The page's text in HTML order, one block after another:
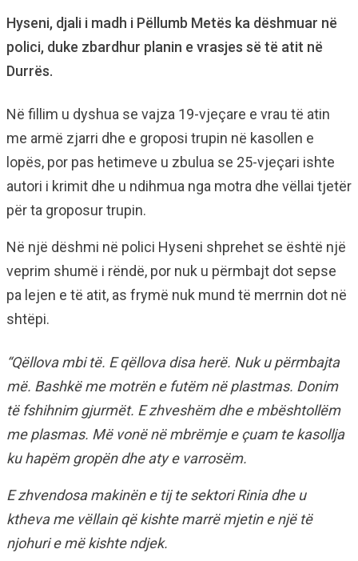
Hyseni, djali i madh i Pëllumb Metës ka dëshmuar në
polici, duke zbardhur planin e vrasjes së të atit në
Durrës.
Në fillim u dyshua se vajza 19-vjeçare e vrau të atin
me armë zjarri dhe e groposi trupin në kasollen e
lopës, por pas hetimeve u zbulua se 25-vjeçari ishte
autori i krimit dhe u ndihmua nga motra dhe vëllai tjetër
për ta groposur trupin.
Në një dëshmi në polici Hyseni shprehet se është një
veprim shumë i rëndë, por nuk u përmbajt dot sepse
pa lejen e të atit, as frymë nuk mund të merrnin dot në
shtëpi.
“Qëllova mbi të. E qëllova disa herë. Nuk u përmbajta
më. Bashkë me motrën e futëm në plastmas. Donim
të fshihnim gjurmët. E zhveshëm dhe e mbështollëm
me plasmas. Më vonë në mbrëmje e çuam te kasollja
ku hapëm gropën dhe aty e varrosëm.
E zhvendosa makinën e tij te sektori Rinia dhe u
ktheva me vëllain që kishte marrë mjetin e një të
njohuri e më kishte ndjek.